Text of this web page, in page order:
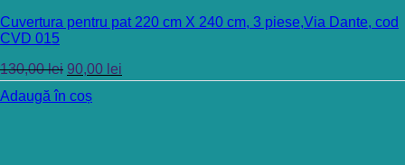
Cuvertura pentru pat 220 cm X 240 cm, 3 piese,Via Dante, cod
CVD 015
130,00lei 90,00 lei
Adaugă în coș